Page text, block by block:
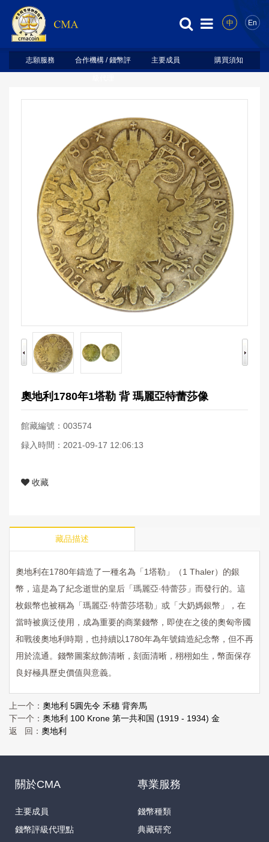
中 En
志願服務 合作機構 / 錢幣評 主要成員 購買須知
奧地利1780年1塔勒 背 瑪麗亞特蕾莎像
館藏編號：003574
録入時間：2021-09-17 12:06:13
收藏
藏品描述
奧地利在1780年鑄造了一種名為「 1塔勒」（1 Thaler）的銀
幣，這是為了紀念逝世的皇后「瑪麗亞·特蕾莎」而發行的。這
枚銀幣也被稱為「瑪麗亞·特蕾莎塔勒」或「大奶媽銀幣」，在
當時被廣泛使用，成為重要的商業錢幣，即使在之後的奧匈帝國
和戰後奧地利時期，也持續以1780年為年號鑄造紀念幣，但不再
用於流通。錢幣圖案紋飾清晰，刻面清晰，栩栩如生，幣面保存
良好極具歷史價值與意義。
上一个： 奧地利 5圓先令 禾穗 背奔馬
下一个： 奥地利 100 Krone 第一共和国 (1919 - 1934) 金
返 回： 奧地利
關於CMA
主要成員
錢幣評級代理點
專業服務
錢幣種類
典藏研究